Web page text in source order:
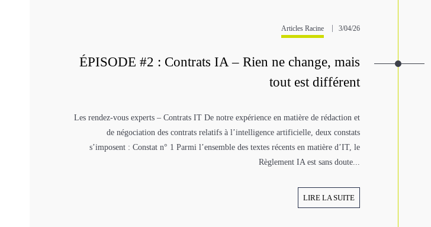
Articles Racine 3/04/26
ÉPISODE #2 : Contrats IA – Rien ne change, mais
tout est différent
Les rendez-vous experts – Contrats IT De notre expérience en matière de rédaction et
de négociation des contrats relatifs à l’intelligence artificielle, deux constats
s’imposent : Constat n° 1 Parmi l’ensemble des textes récents en matière d’IT, le
Règlement IA est sans doute...
LIRE LA SUITE